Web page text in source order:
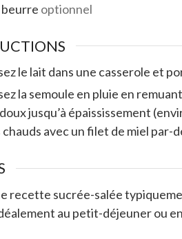
beurre optionnel
le lait dans une casserole et
la semoule en pluie en
jusqu’à épaississement
chauds avec un filet de miel par-
recette sucrée-salée
au petit-déjeuner ou